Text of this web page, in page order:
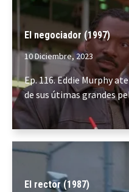
El negociador (1997)
10 Diciembre, 2023
Ep. 116. Eddie Murphy
de sus útimas grandes
El rector (1987)